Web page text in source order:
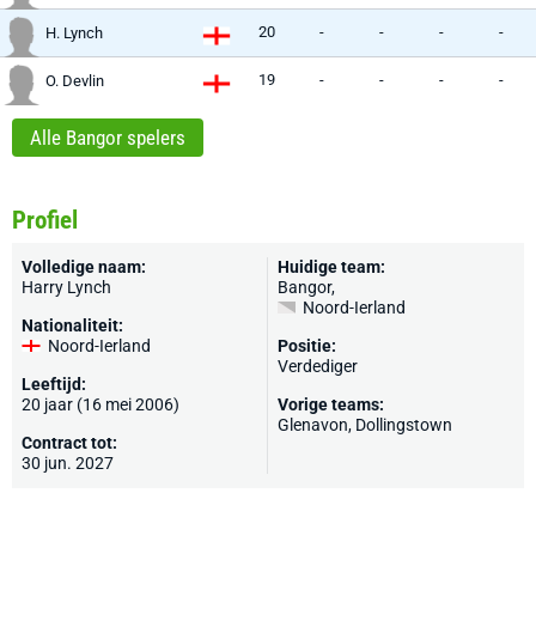
H. Lynch 20 - - - -
O. Devlin 19 - - - -
Alle Bangor spelers
Profiel
Volledige naam:
Harry Lynch
Nationaliteit:
Noord-Ierland
Leeftijd:
20 jaar (16 mei 2006)
Contract tot:
30 jun. 2027
Huidige team:
Bangor,
Noord-Ierland
Positie:
Verdediger
Vorige teams:
Glenavon, Dollingstown